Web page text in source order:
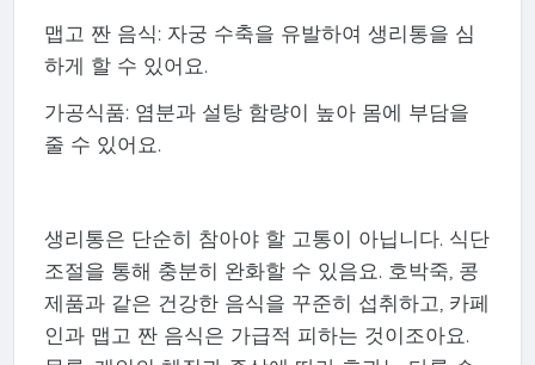
맵고 짠 음식: 자궁 수축을 유발하여 생리통을 심
하게 할 수 있어요.
가공식품: 염분과 설탕 함량이 높아 몸에 부담을
줄 수 있어요.
생리통은 단순히 참아야 할 고통이 아닙니다. 식단
조절을 통해 충분히 완화할 수 있음요. 호박죽, 콩
제품과 같은 건강한 음식을 꾸준히 섭취하고, 카페
인과 맵고 짠 음식은 가급적 피하는 것이조아요.